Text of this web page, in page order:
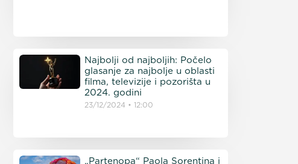
Najbolji od najboljih: Počelo
glasanje za najbolje u oblasti
filma, televizije i pozorišta u
2024. godini
23/12/2024 12:00
„Partenopa“ Paola Sorentina i